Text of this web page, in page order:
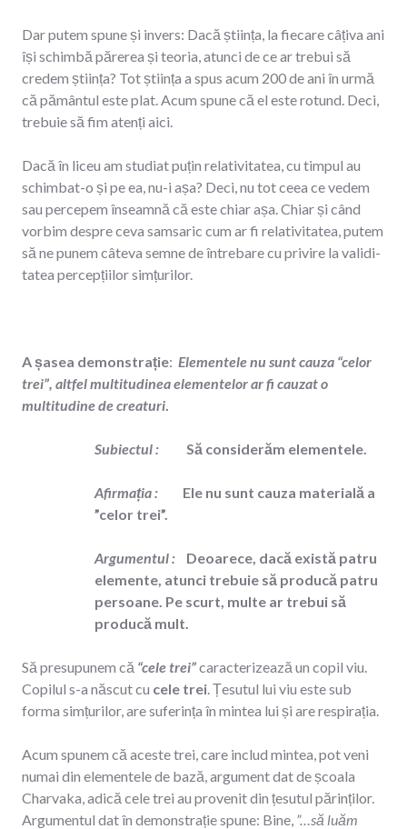
Dar putem spune și invers: Dacă știința, la fiecare câțiva ani
își schimbă părerea și teoria, atunci de ce ar trebui să
credem știința? Tot știința a spus acum 200 de ani în urmă
că pământul este plat. Acum spune că el este rotund. Deci,
trebuie să fim atenți aici.
Dacă în liceu am studiat puțin relativitatea, cu timpul au
schimbat-o și pe ea, nu-i așa? Deci, nu tot ceea ce vedem
sau percepem înseamnă că este chiar așa. Chiar și când
vorbim despre ceva samsaric cum ar fi relativitatea, putem
să ne punem câteva semne de întrebare cu privire la validi-
tatea percepțiilor simțurilor.
A șasea demonstrație: Elementele nu sunt cauza “celor
trei”, altfel multitudinea elementelor ar fi cauzat o
multitudine de creaturi.
Subiectul: Să considerăm elementele.
Afirmația: Ele nu sunt cauza materială a
”celor trei”.
Argumentul: Deoarece, dacă există patru
elemente, atunci trebuie să producă patru
persoane. Pe scurt, multe ar trebui să
producă mult.
Să presupunem că “cele trei”caracterizează un copil viu.
Copilul s-a născut cu cele trei. Țesutul lui viu este sub
forma simțurilor, are suferința în mintea lui și are respirația.
Acum spunem că aceste trei, care includ mintea, pot veni
numai din elementele de bază, argument dat de școala
Charvaka, adică cele trei au provenit din țesutul părinților.
Argumentul dat în demonstrație spune: Bine, ”…să luăm